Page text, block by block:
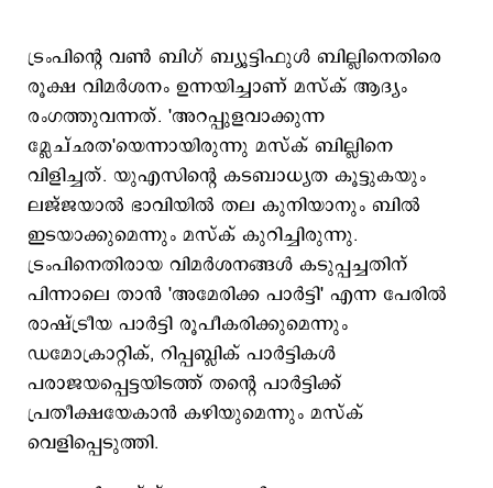
ട്രംപിന്‍റെ വണ്‍ ബിഗ് ബ്യൂട്ടിഫുള്‍ ബില്ലിനെതിരെ
രൂക്ഷ വിമര്‍ശനം ഉന്നയിച്ചാണ് മസ്ക് ആദ്യം
രംഗത്തുവന്നത്. 'അറപ്പുളവാക്കുന്ന
മ്ലേച്ഛത'യെന്നായിരുന്നു മസ്ക് ബില്ലിനെ
വിളിച്ചത്. യുഎസിന്‍റെ കടബാധ്യത കൂട്ടുകയും
ലജ്ജയാല്‍ ഭാവിയില്‍ തല കുനിയാനും ബില്‍
ഇടയാക്കുമെന്നും മസ്ക് കുറിച്ചിരുന്നു.
ട്രംപിനെതിരായ വിമര്‍ശനങ്ങള്‍ കടുപ്പച്ചതിന്
പിന്നാലെ താന്‍ 'അമേരിക്ക പാര്‍ട്ടി' എന്ന പേരില്‍
രാഷ്ട്രീയ പാര്‍ട്ടി രൂപീകരിക്കുമെന്നും
ഡമോക്രാറ്റിക്, റിപ്പബ്ലിക് പാര്‍ട്ടികള്‍
പരാജയപ്പെട്ടയിടത്ത് തന്‍റെ പാര്‍ട്ടിക്ക്
പ്രതീക്ഷയേകാന്‍ കഴിയുമെന്നും മസ്ക്
വെളിപ്പെടുത്തി.